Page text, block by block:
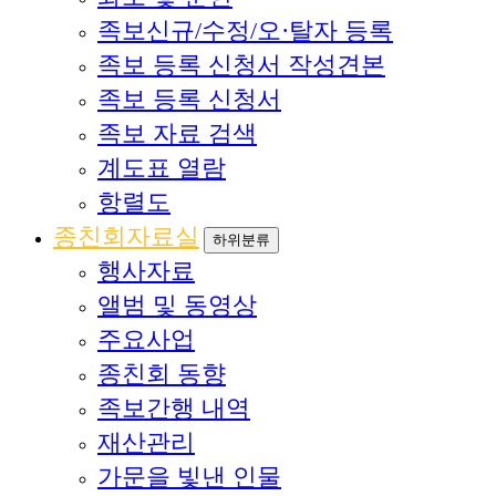
족보신규/수정/오·탈자 등록
족보 등록 신청서 작성견본
족보 등록 신청서
족보 자료 검색
계도표 열람
항렬도
종친회자료실
하위분류
행사자료
앨범 및 동영상
주요사업
종친회 동향
족보간행 내역
재산관리
가문을 빛낸 인물